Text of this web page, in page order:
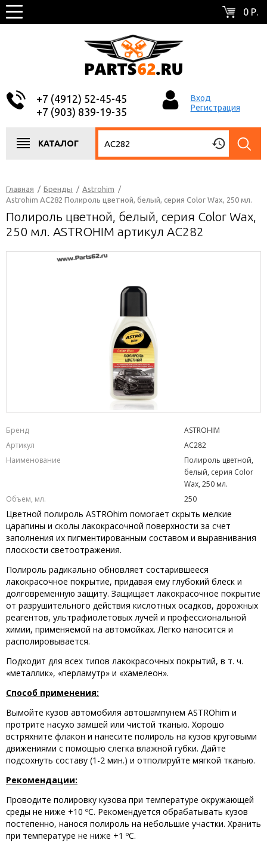
0 Р.
+7 (4912) 52-45-45
+7 (903) 839-19-35
Вход
Регистрация
КАТАЛОГ
Главная / Бренды / Astrohim /
Astrohim AC282 Полироль цветной, белый, серия Color Wax, 250 мл.
Полироль цветной, белый, серия Color Wax,
250 мл. ASTROHIM артикул AC282
Бренд
ASTROHIM
Артикул
AC282
Наименование
Полироль цветной,
белый, серия Color
Wax, 250 мл.
Объем, мл.
250
Цветной полироль ASTROhim помогает скрыть мелкие
царапины и сколы лакокрасочной поверхности за счет
заполнения их пигментированным составом и выравнивания
плоскости светоотражения.
Полироль радикально обновляет состарившееся
лакокрасочное покрытие, придавая ему глубокий блеск и
долговременную защиту. Защищает лакокрасочное покрытие
от разрушительного действия кислотных осадков, дорожных
реагентов, ультрафиолетовых лучей и профессиональной
химии, применяемой на автомойках. Легко наносится и
располировывается.
Подходит для всех типов лакокрасочных покрытий, в т. ч.
«металлик», «перламутр» и «хамелеон».
Способ применения:
Вымойте кузов автомобиля автошампунем ASTROhim и
протрите насухо замшей или чистой тканью. Хорошо
встряхните флакон и нанесите полироль на кузов круговыми
движениями с помощью слегка влажной губки. Дайте
подсохнуть составу (1-2 мин.) и отполируйте мягкой тканью.
Рекомендации:
Проводите полировку кузова при температуре окружающей
среды не ниже +10 ºC. Рекомендуется обрабатывать кузов
постепенно, нанося полироль на небольшие участки. Хранить
при температуре не ниже +1 ºC.